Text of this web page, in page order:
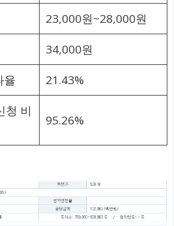
23,000원~28,000원
34,000원
율
21.43%
청 비
95.26%